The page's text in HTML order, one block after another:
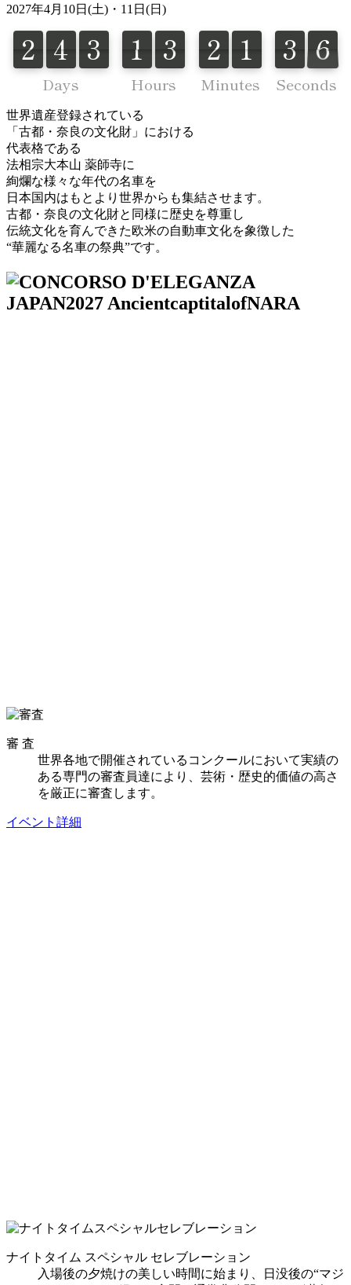
2027年4月 10日(土)・ 11 日(日)
2
2 4
4 3
3
Days
1
1 3
3
Hours
2
2 1
1
Minutes
3
3
3
3 5
6
5
7
6
Seconds
世界遺産登録されている
「古都・奈良の文化財」における
代表格である
法相宗大本山 薬師寺に
絢爛な様々な年代の名車を
日本国内はもとより世界からも集結させます。
古都・奈良の文化財と同様に歴史を尊重し
伝統文化を育んできた欧米の自動車文化を象徴した
“華麗なる名車の祭典”です。
審 査
世界各地で開催されているコンクールにおいて実績の
ある専門の審査員達により、芸術・歴史的価値の高さ
を厳正に審査します。
イベント詳細
ナイトタイム スペシャル セレブレーション
入場後の夕焼けの美しい時間に始まり、日没後の“マジ